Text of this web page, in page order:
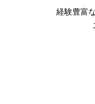
経験豊富